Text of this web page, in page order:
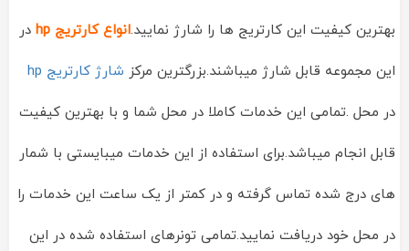
بهترین کیفیت این کارتریج ها را شارژ نمایید.انواع کارتریج hp در
این مجموعه قابل شارژ میباشند.بزرگترین مرکز شارژ کارتریج hp
در محل .تمامی این خدمات کاملا در محل شما و با بهترین کیفیت
قابل انجام میباشد.برای استفاده از این خدمات میبایستی با شمار
های درج شده تماس گرفته و در کمتر از یک ساعت این خدمات را
در محل خود دریافت نمایید.تمامی تونرهای استفاده شده در این